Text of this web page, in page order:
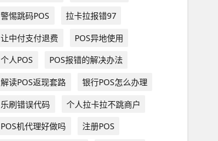
警惕跳码POS
拉卡拉报错97
让中付支付退费
POS异地使用
个人POS
POS报错的解决办法
解读POS返现套路
银行POS怎么办理
乐刷错误代码
个人拉卡拉不跳商户
POS机代理好做吗
注册POS